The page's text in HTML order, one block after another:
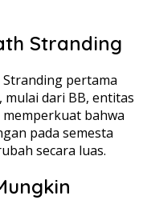
Stranding
pertama
mulai dari BB, entitas
bahwa
pada semesta
secara luas.